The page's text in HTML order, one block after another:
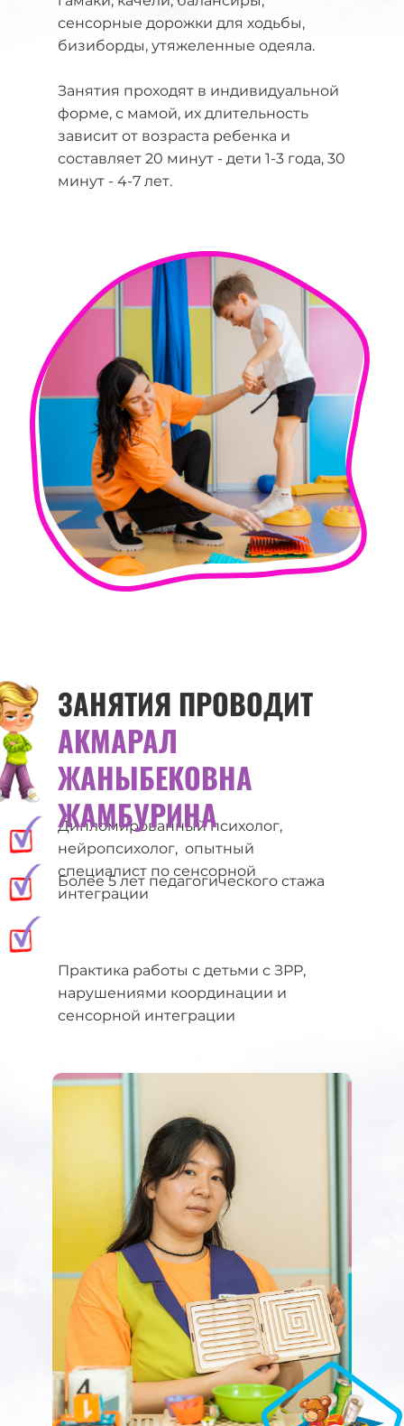
сенсорные дорожки для ходьбы,
бизиборды, утяжеленные одеяла.
Занятия проходят в индивидуальной
форме, с мамой, их длительность
зависит от возраста ребенка и
составляет 20 минут - дети 1-3 года, 30
минут - 4-7 лет.
Практика работы с детьми с ЗРР,
нарушениями координации и
сенсорной интеграции
Дипломированный психолог,
нейропсихолог, опытный
специалист по сенсорной
интеграции
ЗАНЯТИЯ ПРОВОДИТ
АКМАРАЛ
ЖАНЫБЕКОВНА
ЖАМБУРИНА
Более 5 лет педагогического стажа